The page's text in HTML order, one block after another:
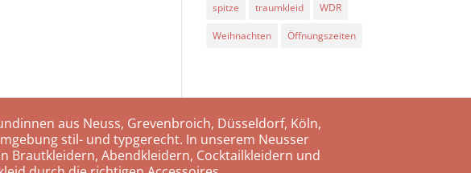
spitze traumkleid WDR
Weihnachten Öffnungszeiten
aus Neuss, Grevenbroich, Düsseldorf, Köln,
stil- und typgerecht. In unserem Neusser
Brautkleidern, Abendkleidern, Cocktailkleidern und